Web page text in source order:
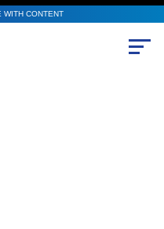
WITH CONTENT